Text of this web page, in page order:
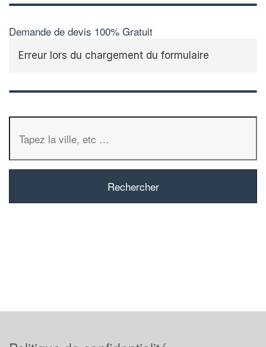
Demande de devis 100% Gratuit
Erreur lors du chargement du formulaire